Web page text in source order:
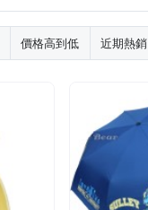
價格高到低 近期熱銷